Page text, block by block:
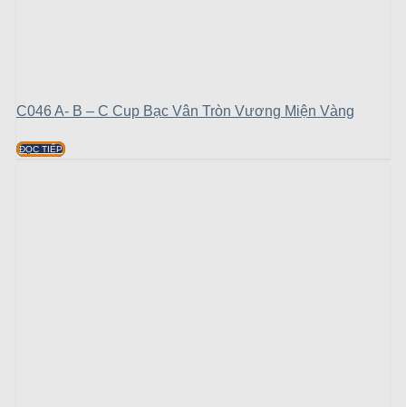
C046 A- B – C Cup Bạc Vân Tròn Vương Miện Vàng
ĐỌC TIẾP